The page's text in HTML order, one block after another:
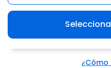
¿Cómo